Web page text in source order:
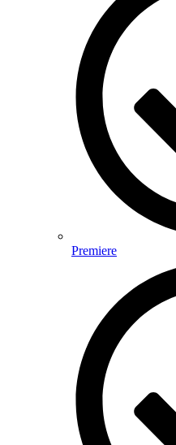
Premiere